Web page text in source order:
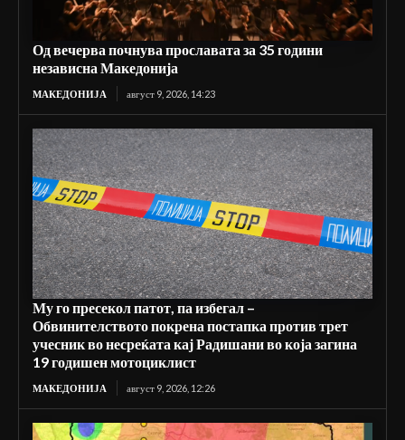
Од вечерва почнува прославата за 35 години
независна Македонија
МАКЕДОНИЈА август 9, 2026, 14:23
Му го пресекол патот, па избегал –
Обвинителството покрена постапка против трет
учесник во несреќата кај Радишани во која загина
19 годишен мотоциклист
МАКЕДОНИЈА август 9, 2026, 12:26